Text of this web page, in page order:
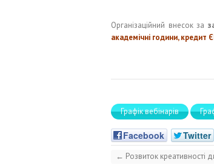
Організаційний внесок за
академічні години, кредит
Графік вебінарів
Facebook Twitter
← Розвиток креативності